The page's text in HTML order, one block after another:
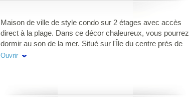
Maison de ville de style condo sur 2 étages avec accès
direct à la plage. Dans ce décor chaleureux, vous pourrez
dormir au son de la mer. Situé sur l'Île du centre près de
tous les services, le condo vous offre de multiples
Ouvrir